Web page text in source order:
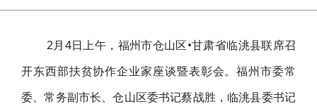
2月4日上午，福州市仓山区•甘肃省临洮县联席召
开东西部扶贫协作企业家座谈暨表彰会。福州市委常
委、常务副市长、仓山区委书记蔡战胜，临洮县委书记